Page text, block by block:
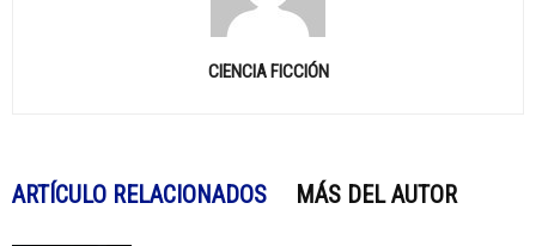
CIENCIA FICCIÓN
ARTÍCULO RELACIONADOS MÁS DEL AUTOR